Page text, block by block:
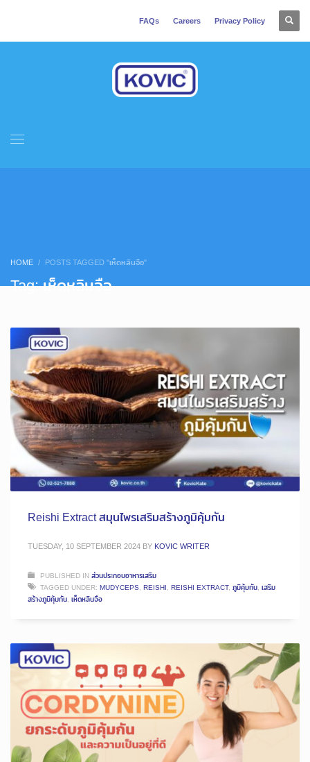
FAQs Careers Privacy Policy
HOME POSTS TAGGED "เห็ดหลินจือ"
Tag: เห็ดหลินจือ
Reishi Extract สมุนไพรเสริมสร้างภูมิคุ้มกัน
TUESDAY, 10 SEPTEMBER 2024 BY KOVIC WRITER
PUBLISHED INส่วนประกอบอาหารเสริม
TAGGED UNDER: MUDYCEPS, REISHI, REISHI EXTRACT, ภูมิคุ้มกัน, เสริม
สร้างภูมิคุ้มกัน, เห็ดหลินจือ